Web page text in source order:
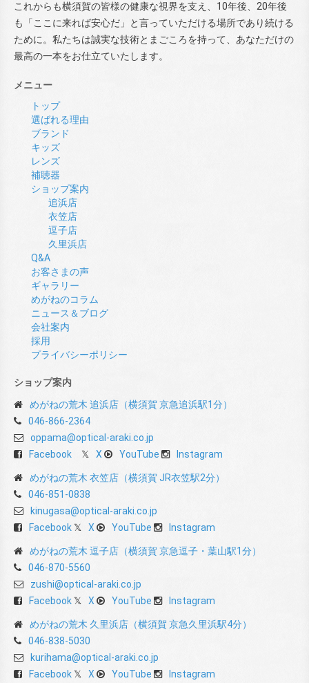
これからも横須賀の皆様の健康な視界を支え、10年後、20年後
も「ここに来れば安心だ」と言っていただける場所であり続ける
ために。私たちは誠実な技術とまごころを持って、あなただけの
最高の一本をお仕立ていたします。
メニュー
トップ
選ばれる理由
ブランド
キッズ
レンズ
補聴器
ショップ案内
追浜店
衣笠店
逗子店
久里浜店
Q&A
お客さまの声
ギャラリー
めがねのコラム
ニュース＆ブログ
会社案内
採用
プライバシーポリシー
ショップ案内
めがねの荒木 追浜店（横須賀 京急追浜駅1分）
046-866-2364
oppama@optical-araki.co.jp
Facebook
X YouTube Instagram
めがねの荒木 衣笠店（横須賀 JR衣笠駅2分）
046-851-0838
kinugasa@optical-araki.co.jp
Facebook
X YouTube Instagram
めがねの荒木 逗子店（横須賀 京急逗子・葉山駅1分）
046-870-5560
zushi@optical-araki.co.jp
Facebook
X YouTube Instagram
めがねの荒木 久里浜店（横須賀 京急久里浜駅4分）
046-838-5030
kurihama@optical-araki.co.jp
Facebook
X YouTube Instagram